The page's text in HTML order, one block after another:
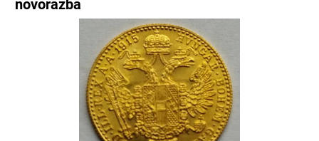
novorazba